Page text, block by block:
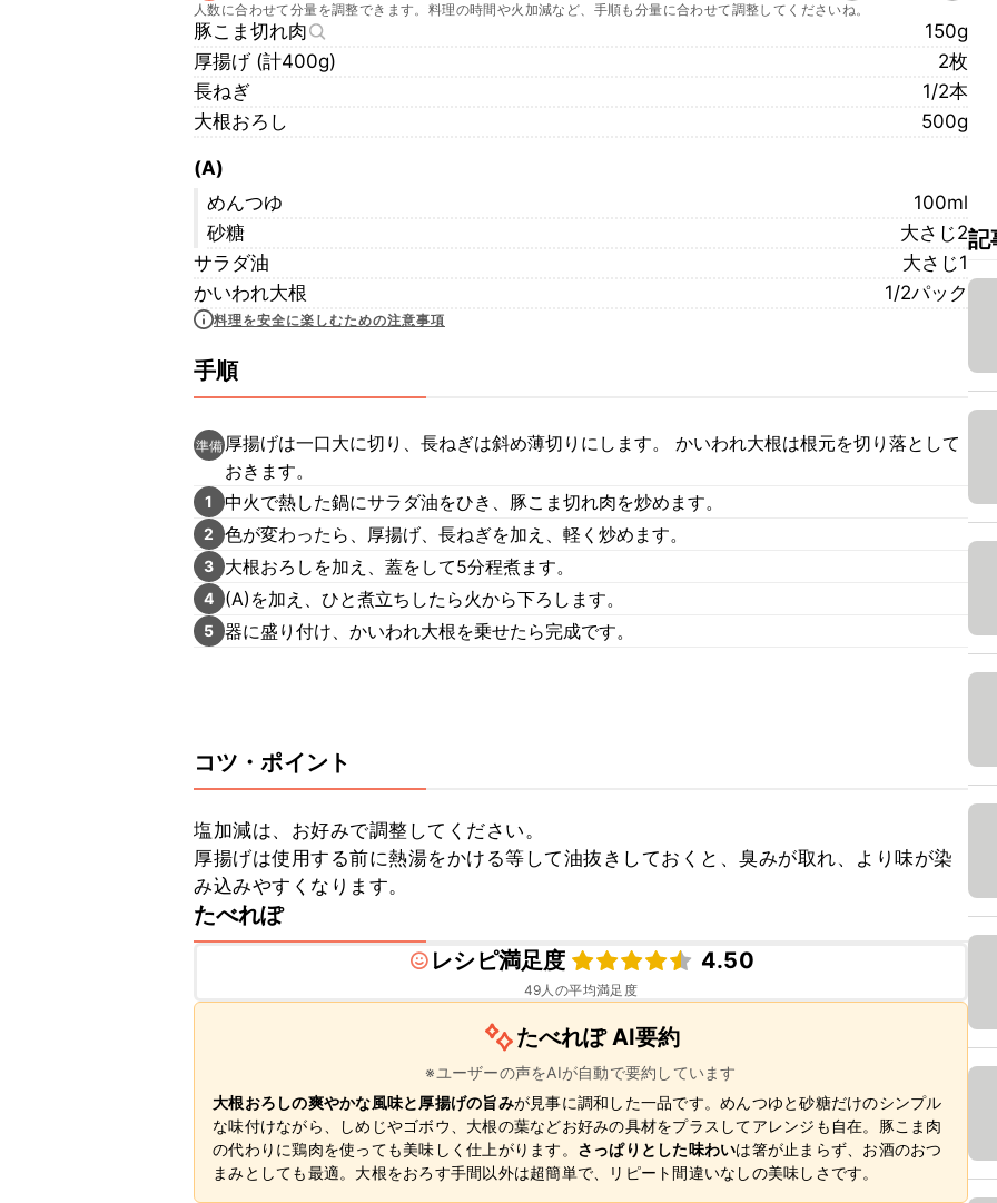
人数に合わせて分量を調整できます。料理の時間や火加減など、手順も分量に合わせて調整してくださいね。
豚こま切れ肉
150g
厚揚げ (計400g)
2枚
長ねぎ
1/2本
大根おろし
500g
(A)
めんつゆ
100ml
砂糖
大さじ2
サラダ油
大さじ1
かいわれ大根
1/2パック
料理を安全に楽しむための注意事項
手順
準備 厚揚げは一口大に切り、長ねぎは斜め薄切りにします。 かいわれ大根は根元を切り落として
おきます。
1 中火で熱した鍋にサラダ油をひき、豚こま切れ肉を炒めます。
2 色が変わったら、厚揚げ、長ねぎを加え、軽く炒めます。
3 大根おろしを加え、蓋をして5分程煮ます。
4 (A)を加え、ひと煮立ちしたら火から下ろします。
5 器に盛り付け、かいわれ大根を乗せたら完成です。
コツ・ポイント
塩加減は、お好みで調整してください。
厚揚げは使用する前に熱湯をかける等して油抜きしておくと、臭みが取れ、より味が染
み込みやすくなります。
たべれぽ
レシピ満足度
4.50
49人の平均満足度
たべれぽ AI要約
※ユーザーの声をAIが自動で要約しています
大根おろしの爽やかな風味と厚揚げの旨みが見事に調和した一品です。めんつゆと砂糖だけのシンプル
な味付けながら、しめじやゴボウ、大根の葉などお好みの具材をプラスしてアレンジも自在。豚こま肉
の代わりに鶏肉を使っても美味しく仕上がります。 さっぱりとした味わいは箸が止まらず、お酒のおつ
まみとしても最適。大根をおろす手間以外は超簡単で、リピート間違いなしの美味しさです。
記